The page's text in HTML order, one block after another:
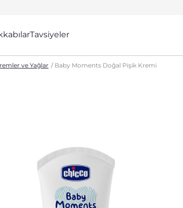
Tavsiyeler
ve Yağlar Baby Moments Doğal Pişik Kremi